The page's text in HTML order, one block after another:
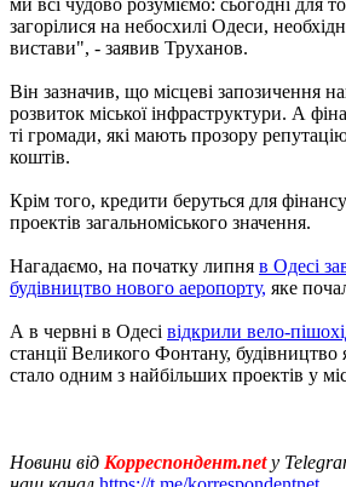
загорілися на небосхилі Одеси,
вистави", - заявив Труханов.
Він зазначив, що місцеві запозичення
розвиток міської інфраструктури. А
ті громади, які мають прозору
коштів.
Крім того, кредити беруться для
проектів загальноміського значення.
Нагадаємо, на початку липня в Одесі
будівництво нового аеропорту, яке
А в червні в Одесі відкрили вело-
станції Великого Фонтану, будівництво
стало одним з найбільших проектів у
Новини від Корреспондент.net у